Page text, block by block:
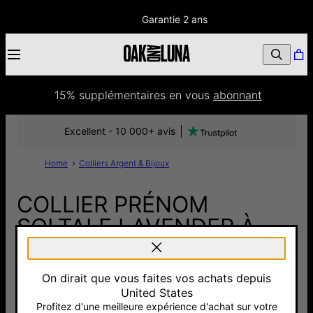
Garantie 2 ans
15% supplémentaires en vous abonnant
Home Colliers Argent & Bijoux
COLLIER PRÉNOM
SOLTALE LAVENDER À
CHAÎNE SINGAPORE -
ARGENT
120 €
Excellent - 10 000+ avis
On dirait que vous faites vos achats depuis
United States
Profitez d'une meilleure expérience d'achat sur votre